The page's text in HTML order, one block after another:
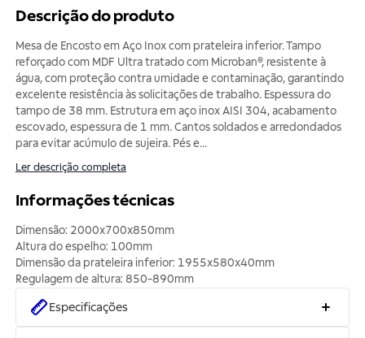
Descrição do produto
Mesa de Encosto em Aço Inox com prateleira inferior. Tampo
reforçado com MDF Ultra tratado com Microban®, resistente à
água, com proteção contra umidade e contaminação, garantindo
excelente resistência às solicitações de trabalho. Espessura do
tampo de 38 mm. Estrutura em aço inox AISI 304, acabamento
escovado, espessura de 1 mm. Cantos soldados e arredondados
para evitar acúmulo de sujeira. Pés e...
Ler descrição completa
Informações técnicas
Dimensão: 2000x700x850mm
Altura do espelho: 100mm
Dimensão da prateleira inferior: 1955x580x40mm
Regulagem de altura: 850-890mm
Especificações